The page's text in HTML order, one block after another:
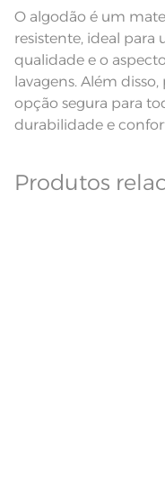
O algodão é um
resistente, ideal para
qualidade e o
lavagens. Além
opção segura para
durabilidade e
Produtos